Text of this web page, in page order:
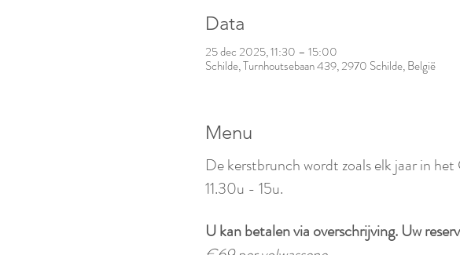
Data
25 dec 2025, 11:30 – 15:00
Schilde, Turnhoutsebaan 439, 2970 Schilde, België
Menu
De kerstbrunch wordt zoals elk jaar in
11.30u - 15u.
U kan betalen via overschrijving. Uw